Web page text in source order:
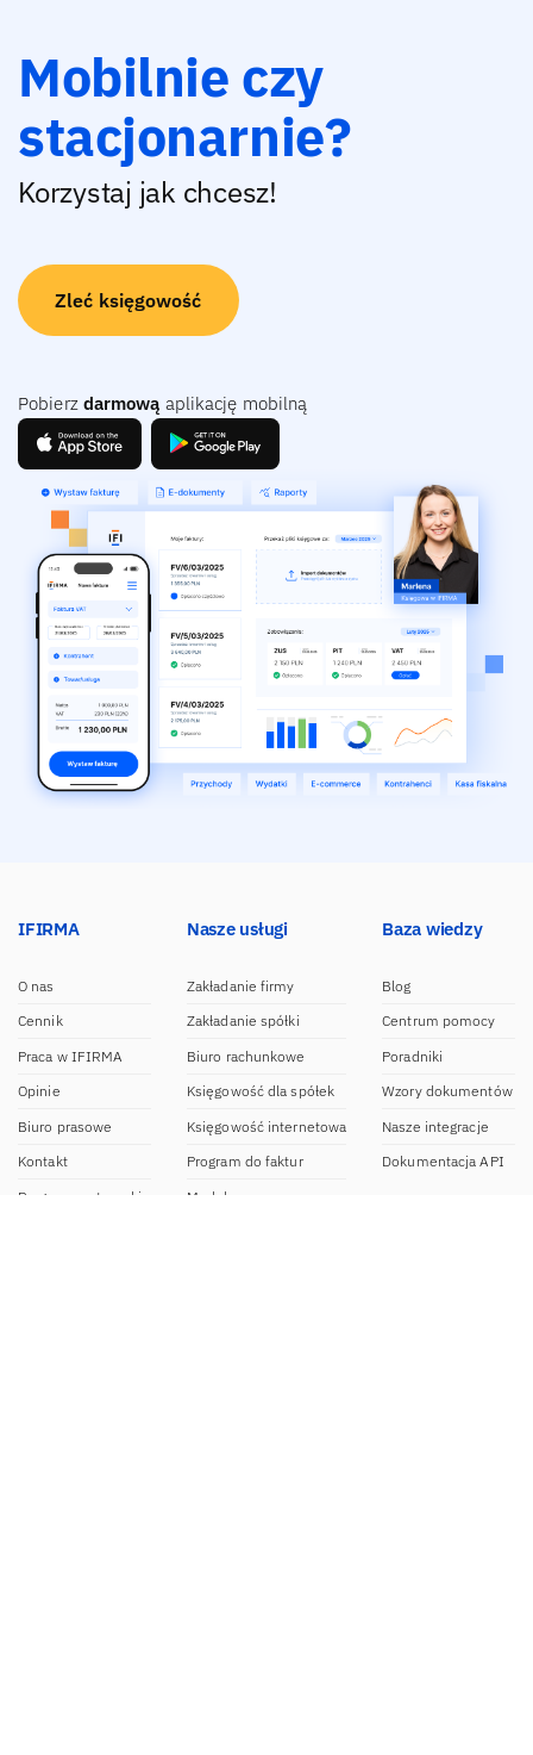
Mobilnie czy
stacjonarnie?
Korzystaj jak chcesz!
Zleć księgowość
Pobierz darmową aplikację mobilną
IFIRMA
O nas
Cennik
Praca w IFIRMA
Opinie
Biuro prasowe
Kontakt
Program partnerski
Nasze usługi
Zakładanie firmy
Zakładanie spółki
Biuro rachunkowe
Księgowość dla spółek
Księgowość internetowa
Program do faktur
Moduł e-commerce
Baza wiedzy
Blog
Centrum pomocy
Poradniki
Wzory dokumentów
Nasze integracje
Dokumentacja API